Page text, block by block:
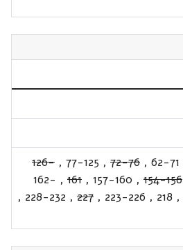
62-71
,
72-76
,
77-125
,
126-
154-156
,
157-160
,
161
,
162-
,
218
,
223-226
,
227
,
228-232
,